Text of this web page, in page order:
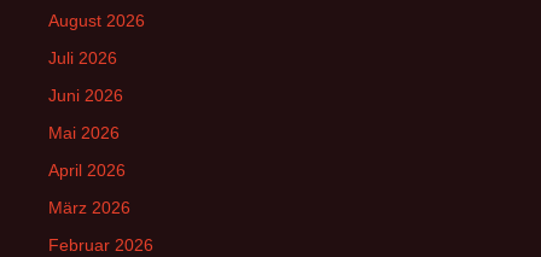
August 2026
Juli 2026
Juni 2026
Mai 2026
April 2026
März 2026
Februar 2026